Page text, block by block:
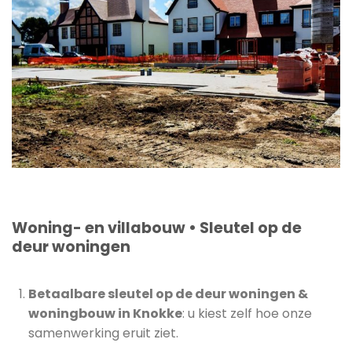
Woning- en villabouw • Sleutel op de
deur woningen
Betaalbare sleutel op de deur woningen &
woningbouw in Knokke: u kiest zelf hoe onze
samenwerking eruit ziet.